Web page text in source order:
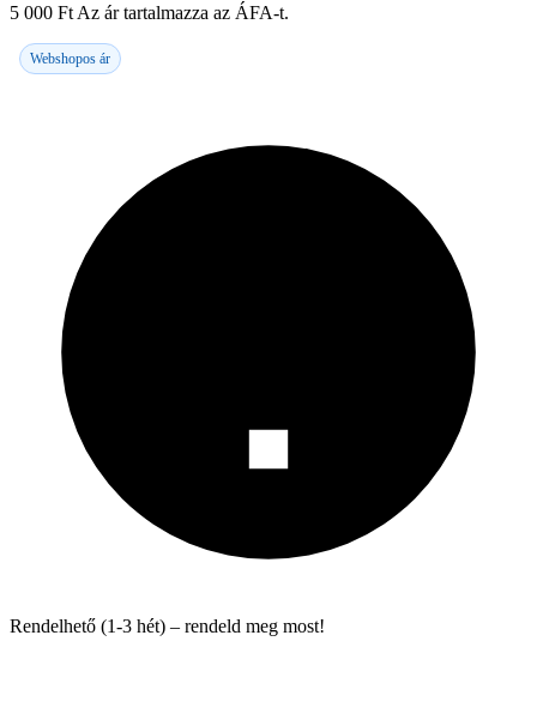
5 000 Ft Az ár tartalmazza az ÁFA-t.
Webshopos ár
Rendelhető (1-3 hét) – rendeld meg most!